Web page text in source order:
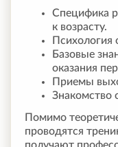
Специфика
к возрасту.
Психология
Базовые
оказания
Приемы
Знакомство
Помимо
проводятся